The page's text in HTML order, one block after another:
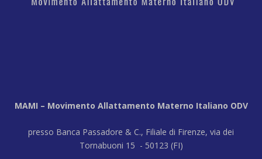
MAMI – Movimento Allattamento Materno Italiano ODV
presso Banca Passadore & C., Filiale di Firenze, via dei
Tornabuoni 15 - 50123 (FI)